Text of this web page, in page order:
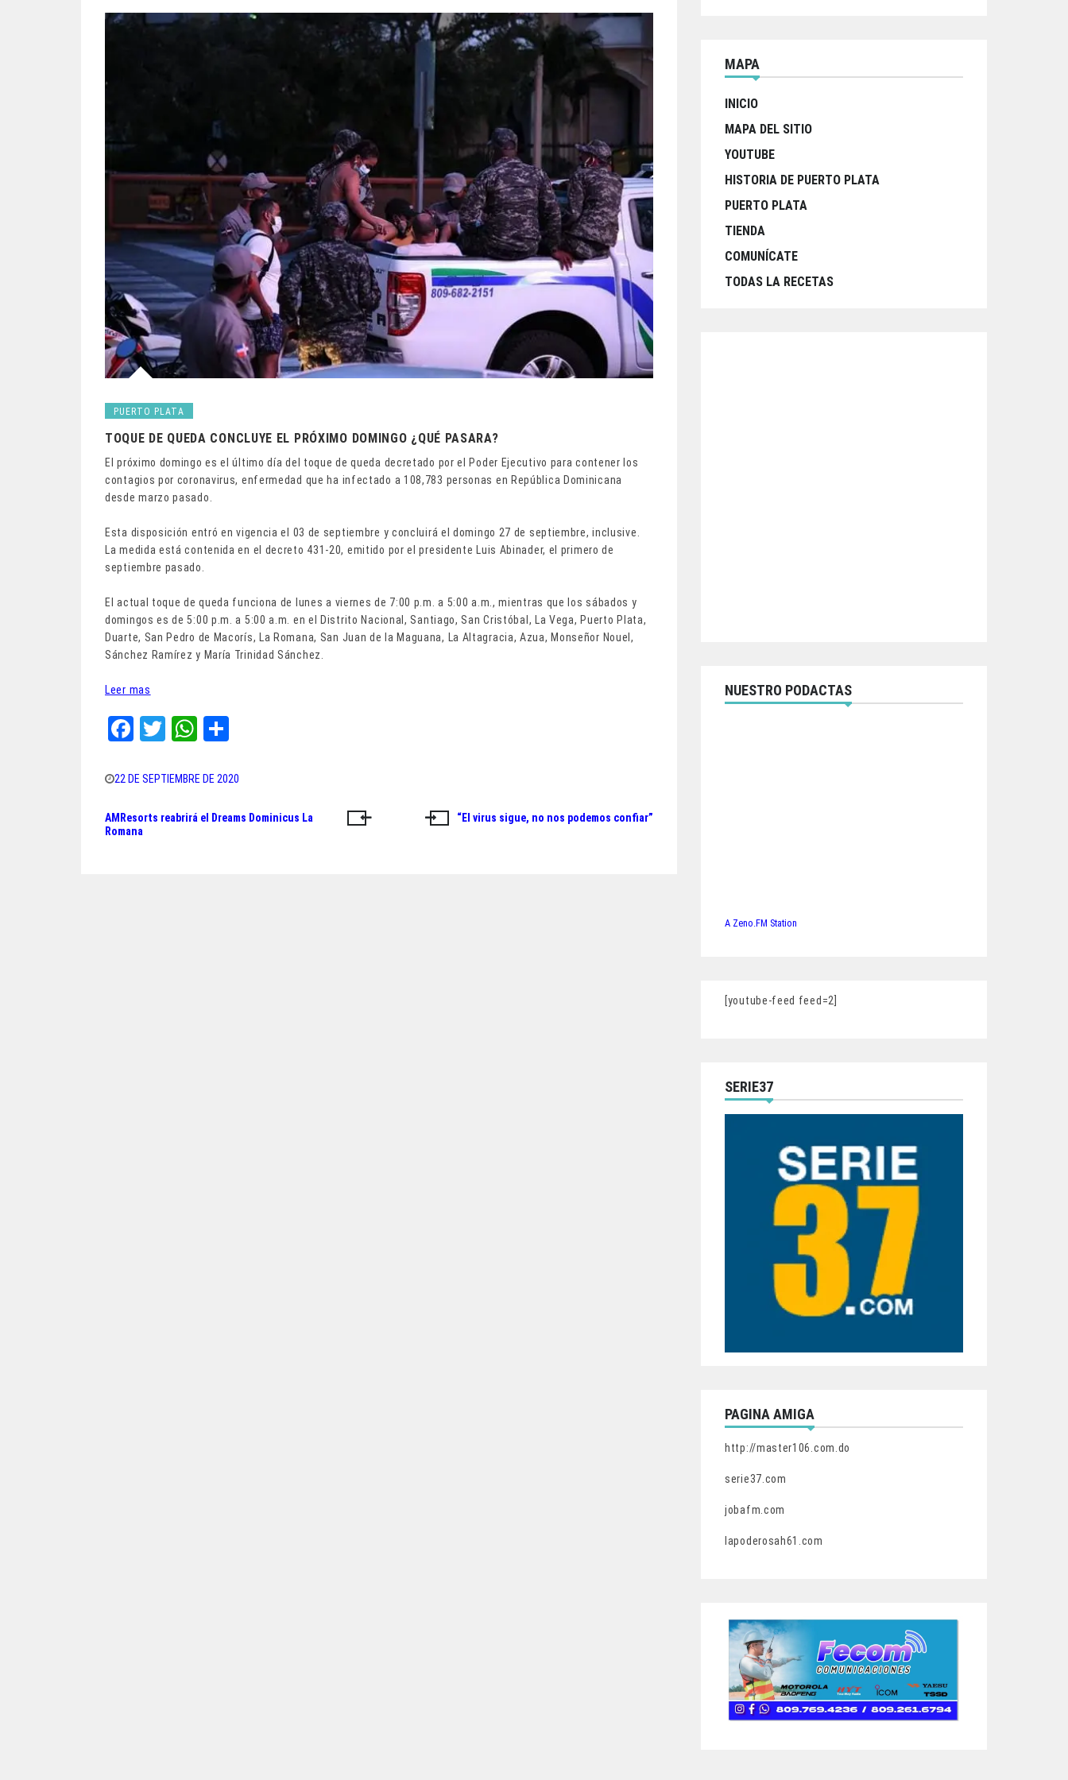
PUERTO PLATA
TOQUE DE QUEDA CONCLUYE EL PRÓXIMO DOMINGO ¿QUÉ PASARA?
El próximo domingo es el último día del toque de queda decretado por el Poder Ejecutivo para contener los
contagios por coronavirus, enfermedad que ha infectado a 108,783 personas en República Dominicana
desde marzo pasado.
Esta disposición entró en vigencia el 03 de septiembre y concluirá el domingo 27 de septiembre, inclusive.
La medida está contenida en el decreto 431-20, emitido por el presidente Luis Abinader, el primero de
septiembre pasado.
El actual toque de queda funciona de lunes a viernes de 7:00 p.m. a 5:00 a.m., mientras que los sábados y
domingos es de 5:00 p.m. a 5:00 a.m. en el Distrito Nacional, Santiago, San Cristóbal, La Vega, Puerto Plata,
Duarte, San Pedro de Macorís, La Romana, San Juan de la Maguana, La Altagracia, Azua, Monseñor Nouel,
Sánchez Ramírez y María Trinidad Sánchez.
Leer mas
Fa
bo
T
tt
er
W
ts
A
pp
e
22 DE SEPTIEMBRE DE 2020
Navegación
AMResorts reabrirá el Dreams Dominicus La
Romana
“El virus sigue, no nos podemos confiar”
MAPA
INICIO
MAPA DEL SITIO
YOUTUBE
HISTORIA DE PUERTO PLATA
PUERTO PLATA
TIENDA
COMUNÍCATE
TODAS LA RECETAS
NUESTRO PODACTAS
A Zeno.FM Station
[youtube-feed feed=2]
SERIE37
PAGINA AMIGA
http://master106.com.do
serie37.com
jobafm.com
lapoderosah61.com